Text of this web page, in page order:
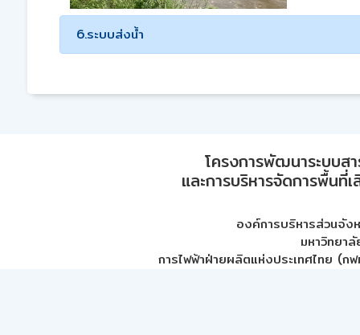
6.ระบบส่งน้ำ
โครงการพัฒนาระบบส
และการบริหารจัดการพื้นที่
องค์การบริหารส่วนจัง
มหาวิทยา
การไฟฟ้าฝ่ายผลิตแห่งประเทศไทย (กฟ